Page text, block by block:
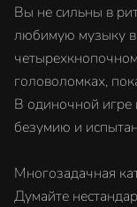
Вы не сильны в
любимую музыку
головоломках,
В одиночной игре
безумию и
Многозадачная
Думайте